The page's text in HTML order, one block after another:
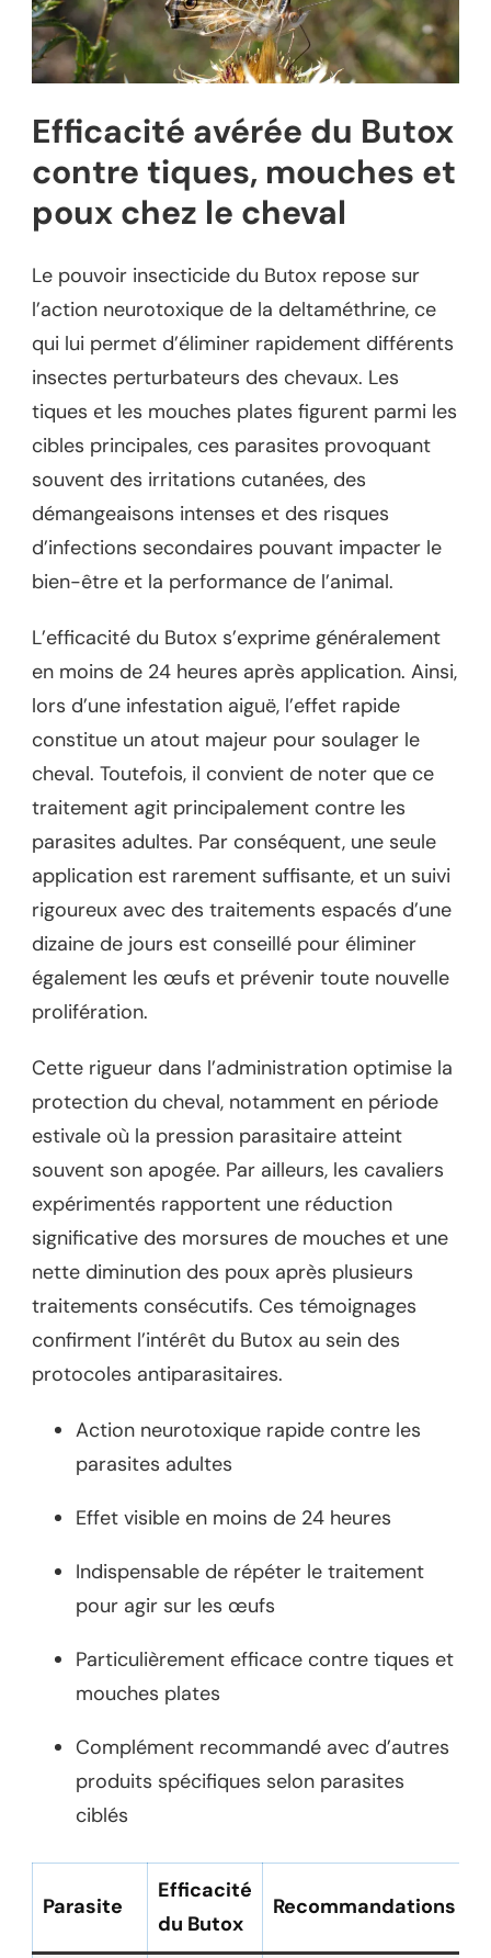
Efficacité avérée du Butox
contre tiques, mouches et
poux chez le cheval
Le pouvoir insecticide du Butox repose sur
l’action neurotoxique de la deltaméthrine, ce
qui lui permet d’éliminer rapidement différents
insectes perturbateurs des chevaux. Les
tiques et les mouches plates figurent parmi les
cibles principales, ces parasites provoquant
souvent des irritations cutanées, des
démangeaisons intenses et des risques
d’infections secondaires pouvant impacter le
bien-être et la performance de l’animal.
L’efficacité du Butox s’exprime généralement
en moins de 24 heures après application. Ainsi,
lors d’une infestation aiguë, l’effet rapide
constitue un atout majeur pour soulager le
cheval. Toutefois, il convient de noter que ce
traitement agit principalement contre les
parasites adultes. Par conséquent, une seule
application est rarement suffisante, et un suivi
rigoureux avec des traitements espacés d’une
dizaine de jours est conseillé pour éliminer
également les œufs et prévenir toute nouvelle
prolifération.
Cette rigueur dans l’administration optimise la
protection du cheval, notamment en période
estivale où la pression parasitaire atteint
souvent son apogée. Par ailleurs, les cavaliers
expérimentés rapportent une réduction
significative des morsures de mouches et une
nette diminution des poux après plusieurs
traitements consécutifs. Ces témoignages
confirment l’intérêt du Butox au sein des
protocoles antiparasitaires.
Action neurotoxique rapide contre les
parasites adultes
Effet visible en moins de 24 heures
Indispensable de répéter le traitement
pour agir sur les œufs
Particulièrement efficace contre tiques et
mouches plates
Complément recommandé avec d’autres
produits spécifiques selon parasites
ciblés
Parasite
Efficacité
du Butox
Recommandations